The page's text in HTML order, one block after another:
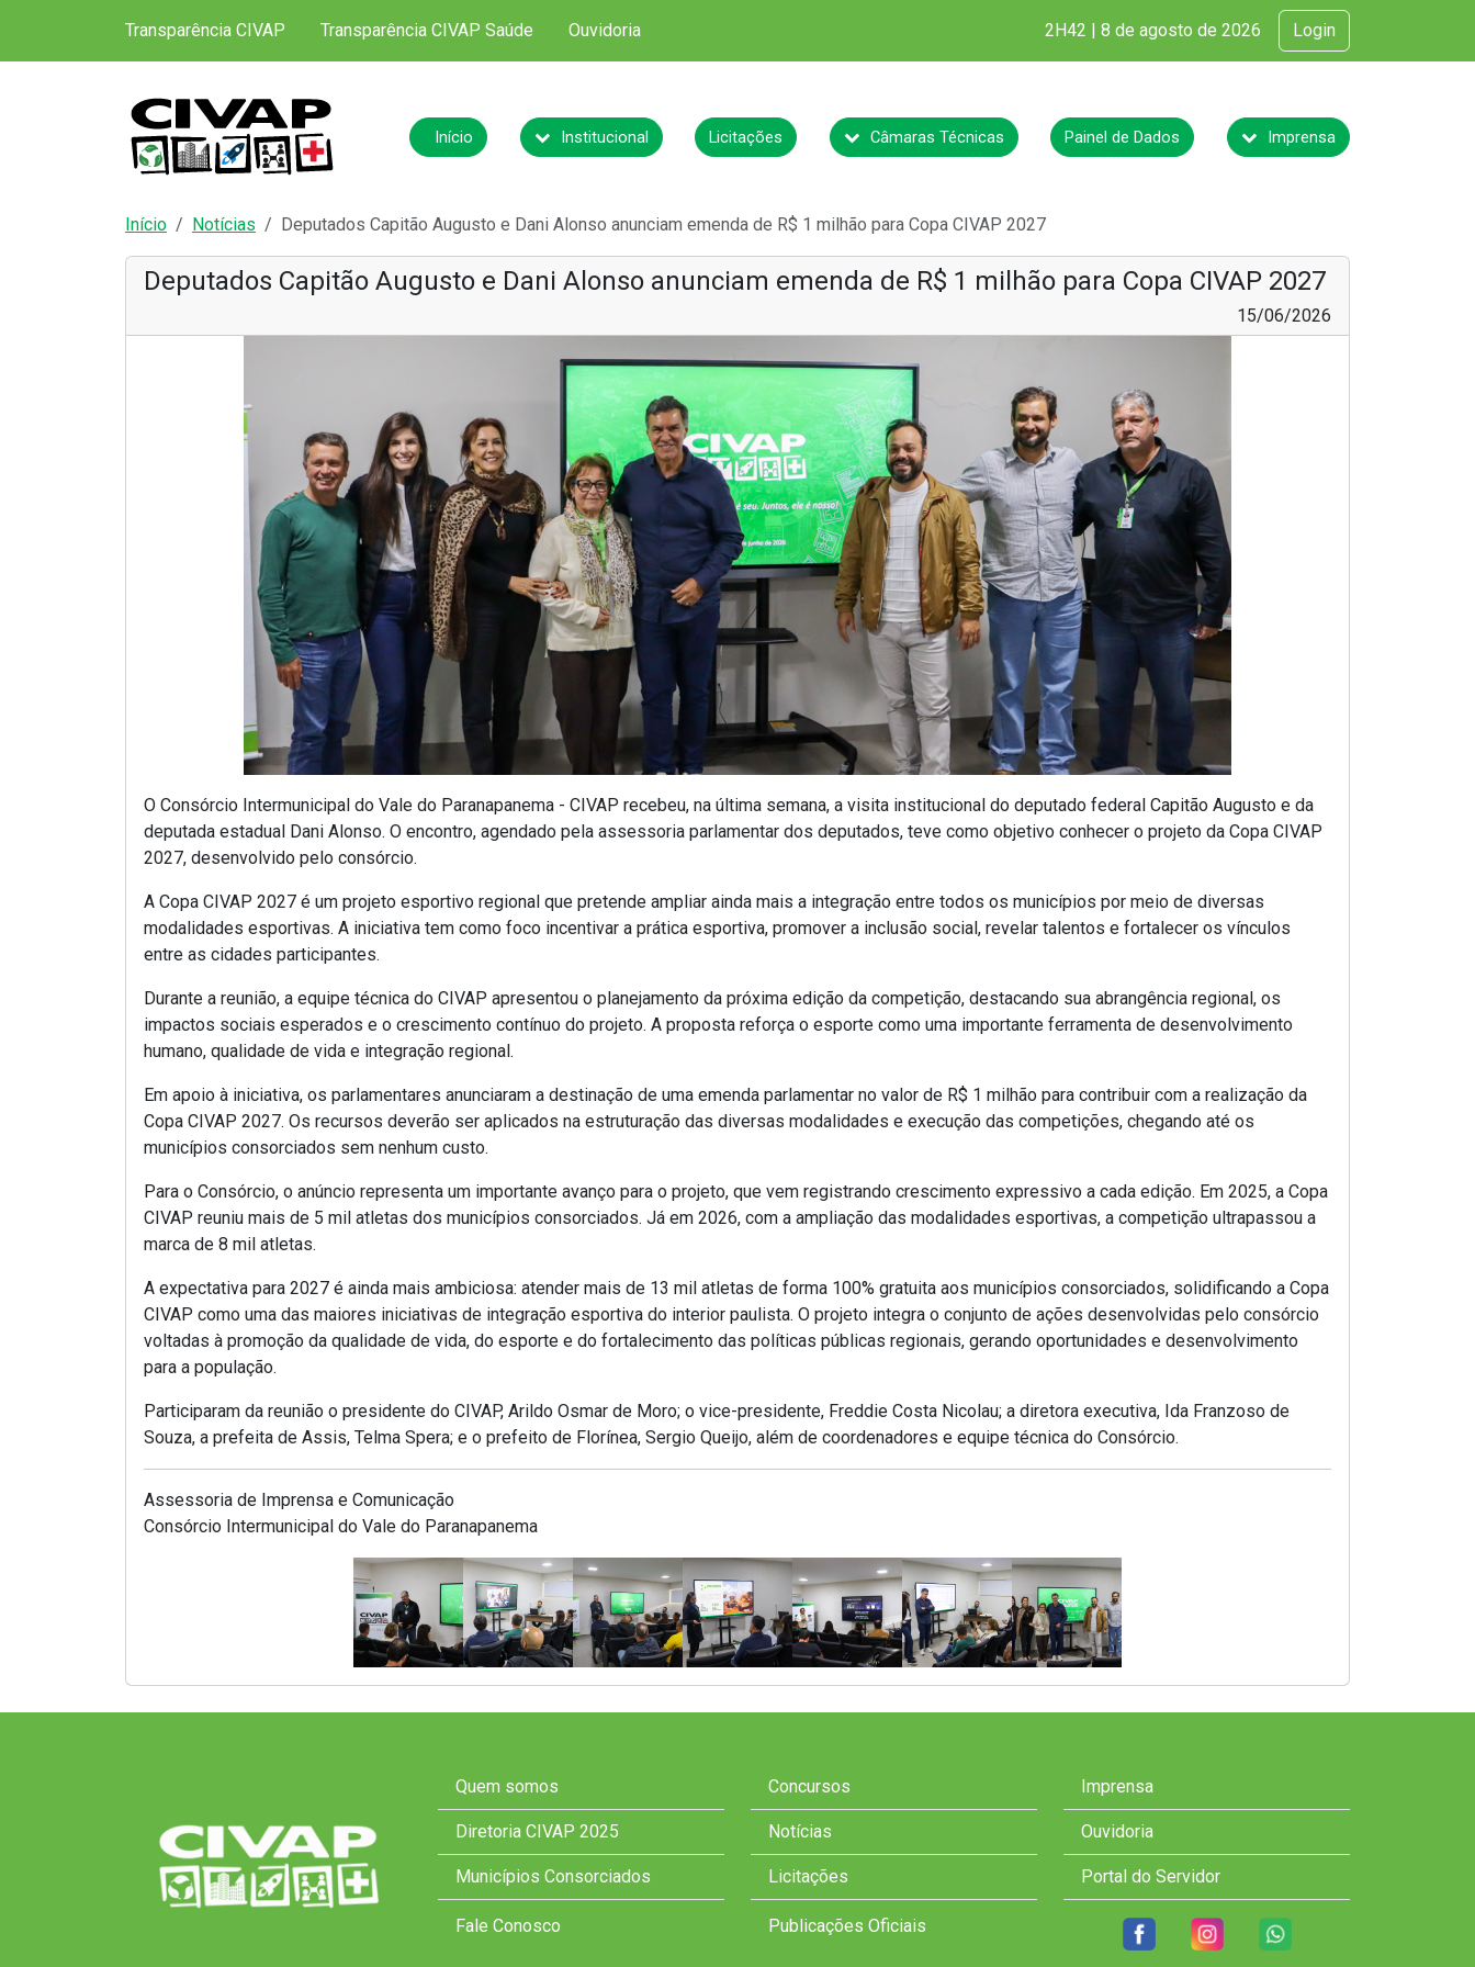
Transparência CIVAP Transparência CIVAP Saúde Ouvidoria 2H42 | 8 de agosto de 2026 Login
Início Institucional Licitações Câmaras Técnicas Painel de Dados Imprensa
Início Notícias Deputados Capitão Augusto e Dani Alonso anunciam emenda de R$ 1 milhão para Copa CIVAP 2027
Deputados Capitão Augusto e Dani Alonso anunciam emenda de R$ 1 milhão para Copa CIVAP 2027
15/06/2026
O Consórcio Intermunicipal do Vale do Paranapanema - CIVAP recebeu, na última semana, a visita institucional do deputado federal Capitão Augusto e da
deputada estadual Dani Alonso. O encontro, agendado pela assessoria parlamentar dos deputados, teve como objetivo conhecer o projeto da Copa CIVAP
2027, desenvolvido pelo consórcio.
A Copa CIVAP 2027 é um projeto esportivo regional que pretende ampliar ainda mais a integração entre todos os municípios por meio de diversas
modalidades esportivas. A iniciativa tem como foco incentivar a prática esportiva, promover a inclusão social, revelar talentos e fortalecer os vínculos
entre as cidades participantes.
Durante a reunião, a equipe técnica do CIVAP apresentou o planejamento da próxima edição da competição, destacando sua abrangência regional, os
impactos sociais esperados e o crescimento contínuo do projeto. A proposta reforça o esporte como uma importante ferramenta de desenvolvimento
humano, qualidade de vida e integração regional.
Em apoio à iniciativa, os parlamentares anunciaram a destinação de uma emenda parlamentar no valor de R$ 1 milhão para contribuir com a realização da
Copa CIVAP 2027. Os recursos deverão ser aplicados na estruturação das diversas modalidades e execução das competições, chegando até os
municípios consorciados sem nenhum custo.
Para o Consórcio, o anúncio representa um importante avanço para o projeto, que vem registrando crescimento expressivo a cada edição. Em 2025, a Copa
CIVAP reuniu mais de 5 mil atletas dos municípios consorciados. Já em 2026, com a ampliação das modalidades esportivas, a competição ultrapassou a
marca de 8 mil atletas.
A expectativa para 2027 é ainda mais ambiciosa: atender mais de 13 mil atletas de forma 100% gratuita aos municípios consorciados, solidificando a Copa
CIVAP como uma das maiores iniciativas de integração esportiva do interior paulista. O projeto integra o conjunto de ações desenvolvidas pelo consórcio
voltadas à promoção da qualidade de vida, do esporte e do fortalecimento das políticas públicas regionais, gerando oportunidades e desenvolvimento
para a população.
Participaram da reunião o presidente do CIVAP, Arildo Osmar de Moro; o vice-presidente, Freddie Costa Nicolau; a diretora executiva, Ida Franzoso de
Souza, a prefeita de Assis, Telma Spera; e o prefeito de Florínea, Sergio Queijo, além de coordenadores e equipe técnica do Consórcio.
Assessoria de Imprensa e Comunicação
Consórcio Intermunicipal do Vale do Paranapanema
Quem somos
Diretoria CIVAP 2025
Municípios Consorciados
Fale Conosco
Concursos
Notícias
Licitações
Publicações Oficiais
Imprensa
Ouvidoria
Portal do Servidor